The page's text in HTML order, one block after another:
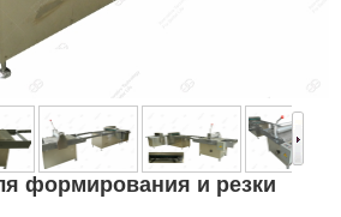
формирования и резки